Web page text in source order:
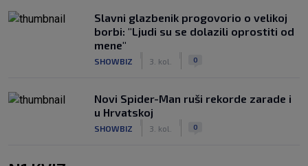
Slavni glazbenik progovorio o velikoj
borbi: "Ljudi su se dolazili oprostiti od
mene"
SHOWBIZ 3. kol. 0
Novi Spider-Man ruši rekorde zarade i
u Hrvatskoj
SHOWBIZ 3. kol. 0